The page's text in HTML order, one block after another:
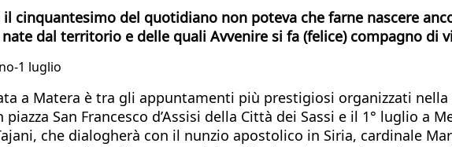
cinquantesimo del quotidiano non poteva che farne nascere
dal territorio e delle quali Avvenire si fa (felice) compagno di
1 luglio
a Matera è tra gli appuntamenti più prestigiosi organizzati nella
San Francesco d’Assisi della Città dei Sassi e il 1° luglio a
che dialogherà con il nunzio apostolico in Siria, cardinale